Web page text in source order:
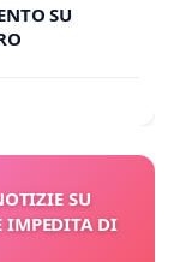
SU
SU
IMPEDITA DI